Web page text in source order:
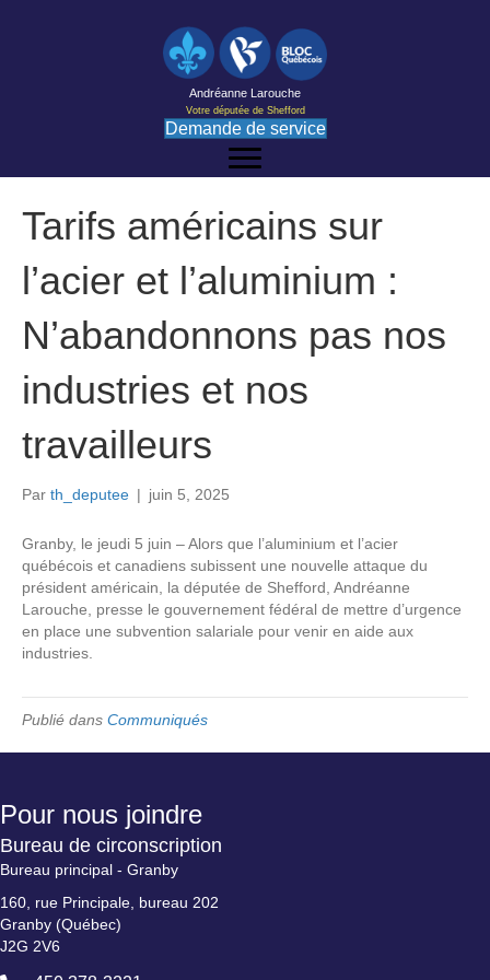
Andréanne Larouche
Votre députée de Shefford
Demande de service
Tarifs américains sur
l’acier et l’aluminium :
N’abandonnons pas nos
industries et nos
travailleurs
Par th_deputee | juin 5, 2025
Granby, le jeudi 5 juin – Alors que l’aluminium et l’acier
québécois et canadiens subissent une nouvelle attaque du
président américain, la députée de Shefford, Andréanne
Larouche, presse le gouvernement fédéral de mettre d’urgence
en place une subvention salariale pour venir en aide aux
industries.
Publié dans Communiqués
Pour nous joindre
Bureau de circonscription
Bureau principal - Granby
160, rue Principale, bureau 202
Granby (Québec)
J2G 2V6